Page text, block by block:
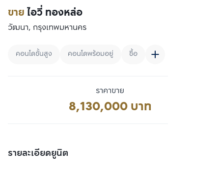
ขายไอวี่ ทองหล่อ
วัฒนา, กรุงเทพมหานคร
คอนโดชั้นสูง คอนโดพร้อมอยู่ ซื้อ
ราคาขาย
8,130,000 บาท
รายละเอียดยูนิต